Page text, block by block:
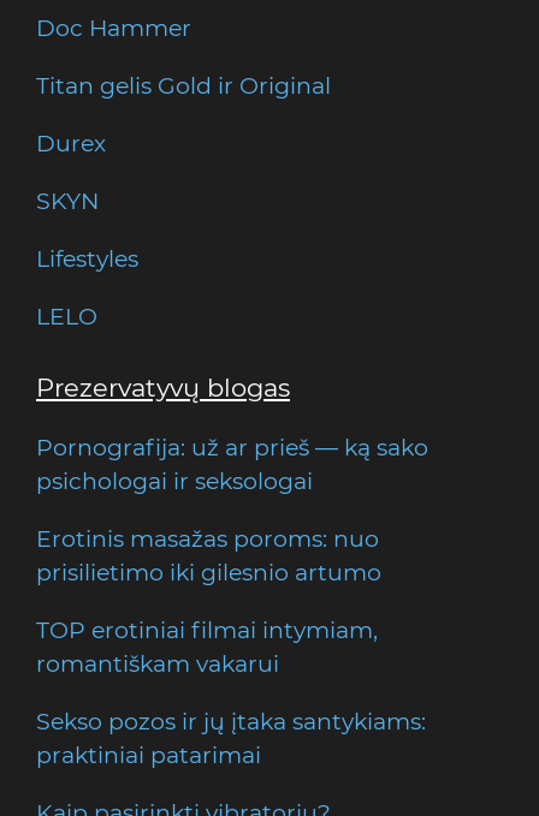
Doc Hammer
Titan gelis Gold ir Original
Durex
SKYN
Lifestyles
LELO
Prezervatyvų blogas
Pornografija: už ar prieš — ką sako
psichologai ir seksologai
Erotinis masažas poroms: nuo
prisilietimo iki gilesnio artumo
TOP erotiniai filmai intymiam,
romantiškam vakarui
Sekso pozos ir jų įtaka santykiams:
praktiniai patarimai